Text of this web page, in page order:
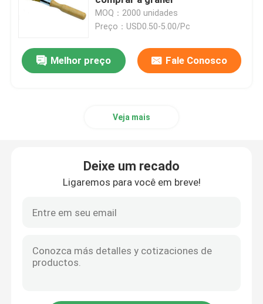
Pincel de cerdas pretas
Pincel de cerdas brancas
Rolo de pintura recarregável
Rolo de pintura de microfibra
Pincel Rolo para Pintura Residencial
MOQ：2000 unidades
Preço：USD0.50-5.00/Pc
Melhor preço Fale Conosco
Veja mais
Deixe um recado
Ligaremos para você em breve!